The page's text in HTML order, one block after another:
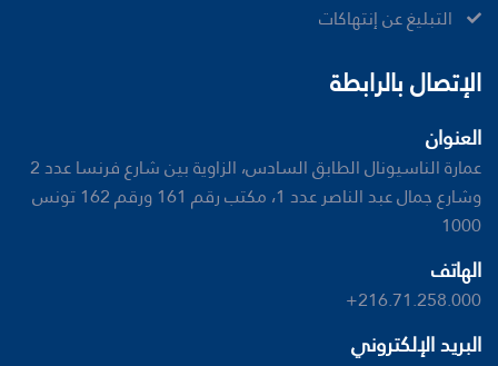
ﺍﻟﺘﺒﻠﻴﻎ ﻋﻦ ﺇﻧﺘﻬﺎﻛﺎﺕ
الإتصال بالرابطة
العنوان
عمارة الناسيونال الطابق السادس، الزاوية بين شارع فرنسا عدد 2
وشارع جمال عبد الناصر عدد 1، مكتب رقم 161 ورقم 162 تونس
1000
الهاتف
+216.71.258.000
البريد الإلكتروني